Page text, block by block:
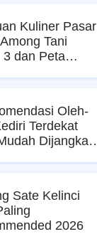
Kuliner Pasar
Tani
3 dan Peta
Oleh-
Terdekat
Dijangkau
Sate Kelinci
2026